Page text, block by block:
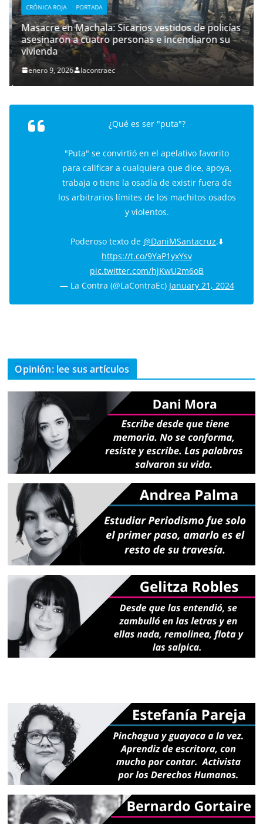
CRÓNICA ROJA PORTADA
Masacre en Machala: Sicarios vestidos de policías
asesinaron a cuatro personas e incendiaron su
vivienda
enero 9, 2026 lacontraec
¿Qué es ser "puta"?
"Puta" se convirtió en el apelativo favorito
para calificar a cualquiera que dice, apoya,
trabaja o tiene la osadía de existir fuera de
los arbitrarios límites de los machitos osados
y violentos.
Poderoso texto de @DaniMSantacruz.⬇️
https://t.co/9YaP1yxYsv
pic.twitter.com/hjKwU2m6oB
— La Contra (@LaContraEc) January 21, 2024
Opinión: lee sus artículos